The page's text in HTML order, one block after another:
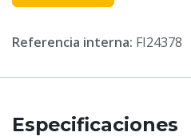
Referencia interna: FI24378
Especificaciones